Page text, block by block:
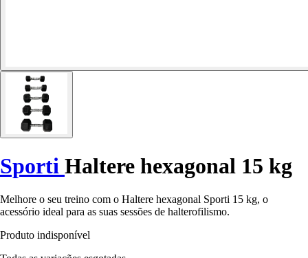
Sporti Haltere hexagonal 15 kg
Melhore o seu treino com o Haltere hexagonal Sporti 15 kg, o
acessório ideal para as suas sessões de halterofilismo.
Produto indisponível